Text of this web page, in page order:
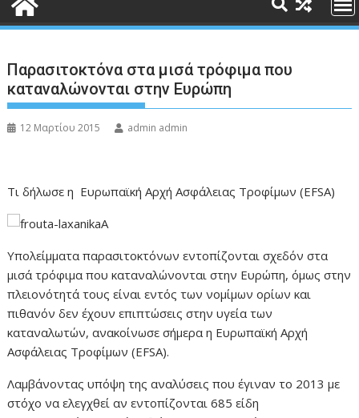
Παρασιτοκτόνα στα μισά τρόφιμα που
καταναλώνονται στην Ευρώπη
12 Μαρτίου 2015 admin admin
Τι δήλωσε η Ευρωπαϊκή Αρχή Ασφάλειας Τροφίμων (EFSA)
Υπολείμματα παρασιτοκτόνων εντοπίζονται σχεδόν στα
μισά τρόφιμα που καταναλώνονται στην Ευρώπη, όμως στην
πλειονότητά τους είναι εντός των νομίμων ορίων και
πιθανόν δεν έχουν επιπτώσεις στην υγεία των
καταναλωτών, ανακοίνωσε σήμερα η Ευρωπαϊκή Αρχή
Ασφάλειας Τροφίμων (EFSA).
Λαμβάνοντας υπόψη της αναλύσεις που έγιναν το 2013 με
στόχο να ελεγχθεί αν εντοπίζονται 685 είδη